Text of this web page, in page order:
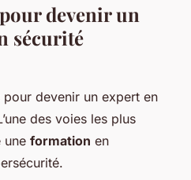
devenir un
sécurité
devenir un expert en
des voies les plus
une formation en